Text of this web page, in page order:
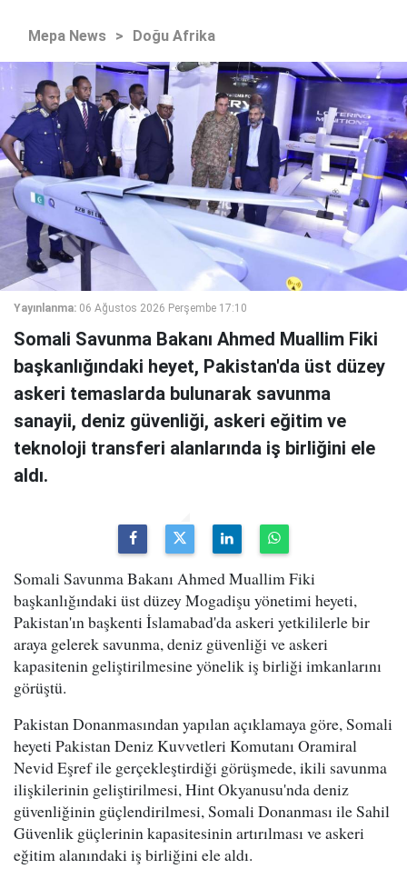
Mepa News > Doğu Afrika
Yayınlanma: 06 Ağustos 2026 Perşembe 17:10
Somali Savunma Bakanı Ahmed Muallim Fiki
başkanlığındaki heyet, Pakistan'da üst düzey
askeri temaslarda bulunarak savunma
sanayii, deniz güvenliği, askeri eğitim ve
teknoloji transferi alanlarında iş birliğini ele
aldı.
Somali Savunma Bakanı Ahmed Muallim Fiki
başkanlığındaki üst düzey Mogadişu yönetimi heyeti,
Pakistan'ın başkenti İslamabad'da askeri yetkililerle bir
araya gelerek savunma, deniz güvenliği ve askeri
kapasitenin geliştirilmesine yönelik iş birliği imkanlarını
görüştü.
Pakistan Donanmasından yapılan açıklamaya göre, Somali
heyeti Pakistan Deniz Kuvvetleri Komutanı Oramiral
Nevid Eşref ile gerçekleştirdiği görüşmede, ikili savunma
ilişkilerinin geliştirilmesi, Hint Okyanusu'nda deniz
güvenliğinin güçlendirilmesi, Somali Donanması ile Sahil
Güvenlik güçlerinin kapasitesinin artırılması ve askeri
eğitim alanındaki iş birliğini ele aldı.